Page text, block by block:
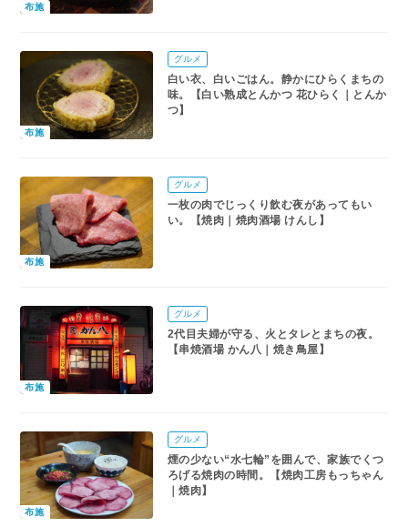
布施
布施
グルメ
白い衣、白いごはん。静かにひらくまちの
味。【白い熟成とんかつ 花ひらく｜とんか
つ】
布施
グルメ
一枚の肉でじっくり飲む夜があってもい
い。【焼肉｜焼肉酒場 けんし】
布施
グルメ
2代目夫婦が守る、火とタレとまちの夜。
【串焼酒場 かん八｜焼き鳥屋】
布施
グルメ
煙の少ない“水七輪”を囲んで、家族でくつ
ろげる焼肉の時間。【焼肉工房もっちゃん
｜焼肉】